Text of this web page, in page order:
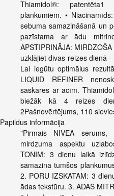
Thiamidol®: patentēta1
plankumiem. •
sebuma samazināšanā un
pazīstama ar ādu
APSTIPRINĀJA:
uzklājiet divas reizes dienā
Lai iegūtu optimālus
LIQUID REFINER
saskares ar acīm.
biežāk kā 4 reizes
2Pašnovērtējums, 110
Papildus informācija
"Pirmais NIVEA
mirdzuma aspektu
TONIM: 3 dienu laikā
samazina tumšos
2. PORU IZSKATAM: 3
ādas tekstūru. 3. ĀDAS